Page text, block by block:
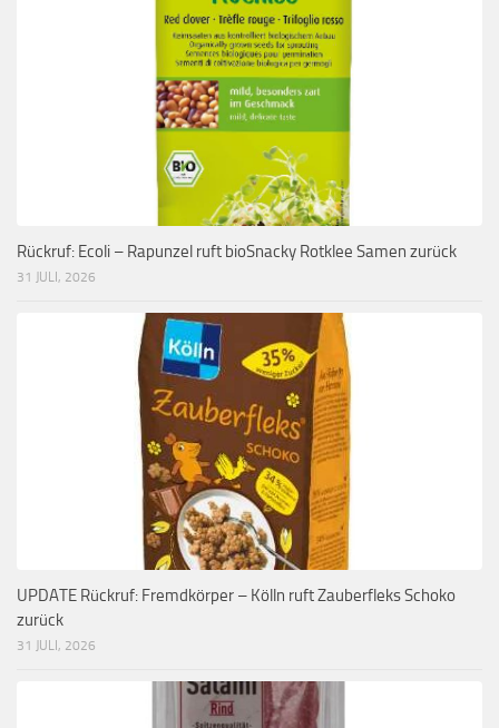
Rückruf: Ecoli – Rapunzel ruft bioSnacky Rotklee Samen zurück
31 JULI, 2026
UPDATE Rückruf: Fremdkörper – Kölln ruft Zauberfleks Schoko
zurück
31 JULI, 2026